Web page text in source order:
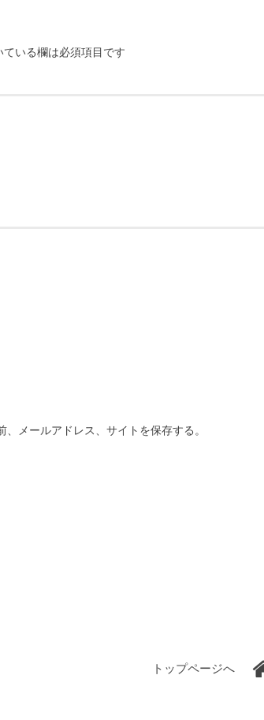
ている欄は必須項目です
メールアドレス、サイトを保存する。
トップページへ